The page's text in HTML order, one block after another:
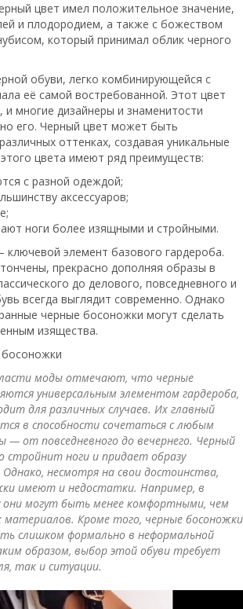
цвет имел положительное значение,
и плодородием, а также с божеством
который принимал облик черного
обуви, легко комбинирующейся с
её самой востребованной. Этот цвет
и многие дизайнеры и знаменитости
его. Черный цвет может быть
оттенках, создавая уникальные
цвета имеют ряд преимуществ:
с разной одеждой;
аксессуаров;
ноги более изящными и стройными.
элемент базового гардероба.
прекрасно дополняя образы в
до делового, повседневного и
всегда выглядит современно. Однако
черные босоножки могут сделать
изящества.
моды отмечают, что черные
универсальным элементом гардероба,
для различных случаев. Их главный
в способности сочетаться с любым
— от повседневного до вечернего. Черный
стройнит ноги и придает образу
несмотря на свои достоинства,
имеют и недостатки. Например, в
они могут быть менее комфортными, чем
материалов. Кроме того, черные босоножки
слишком формально в неформальной
образом, выбор этой обуви требует
так и ситуации.